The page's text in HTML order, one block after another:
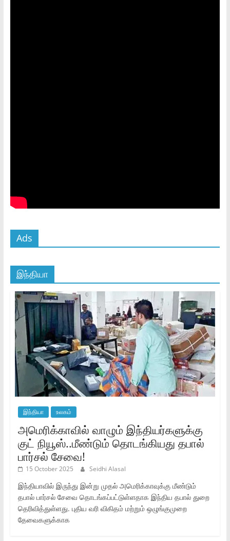
Ads
இந்தியா
இந்தியா உலகம்
அமெரிக்காவில் வாழும் இந்தியர்களுக்கு
குட் நியூஸ்..மீண்டும் தொடங்கியது தபால்
பார்சல் சேவை!
15 October 2025 Seidhi Alasal
இந்தியாவில் இருந்து இன்று முதல் அமெரிக்காவுக்கு மீண்டும்
தபால் பார்சல் சேவை தொடங்கப்பட்டுள்ளதாக இந்திய தபால் துறை
தெரிவித்துள்ளது. புதிய வரி விகிதம் மற்றும் ஒழுங்குமுறை
தேவைகளுக்காக